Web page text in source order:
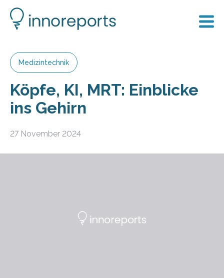
Medizintechnik
Köpfe, KI, MRT: Einblicke
ins Gehirn
27 November 2024